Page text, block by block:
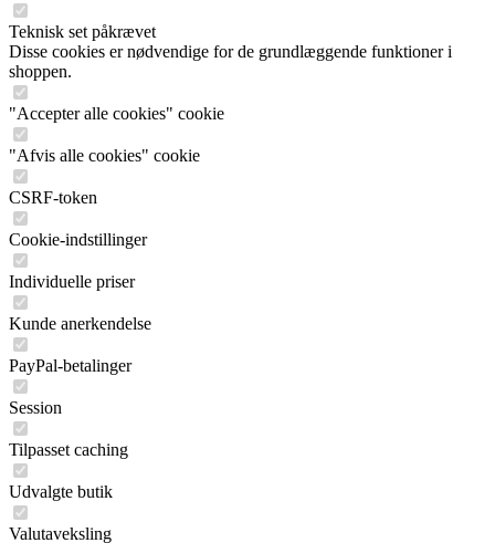
Teknisk set påkrævet
Disse cookies er nødvendige for de grundlæggende funktioner i
shoppen.
"Accepter alle cookies" cookie
"Afvis alle cookies" cookie
CSRF-token
Cookie-indstillinger
Individuelle priser
Kunde anerkendelse
PayPal-betalinger
Session
Tilpasset caching
Udvalgte butik
Valutaveksling